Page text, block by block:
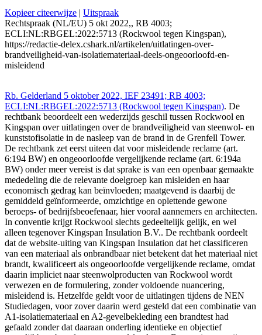
Kopieer citeerwijze | Uitspraak
Rechtspraak (NL/EU) 5 okt 2022,, RB 4003;
ECLI:NL:RBGEL:2022:5713 (Rockwool tegen Kingspan),
https://redactie-delex.cshark.nl/artikelen/uitlatingen-over-
brandveiligheid-van-isolatiemateriaal-deels-ongeoorloofd-en-
misleidend
Rb. Gelderland 5 oktober 2022, IEF 23491; RB 4003;
ECLI:NL:RBGEL:2022:5713 (Rockwool tegen Kingspan). De
rechtbank beoordeelt een wederzijds geschil tussen Rockwool en
Kingspan over uitlatingen over de brandveiligheid van steenwol- en
kunststofisolatie in de nasleep van de brand in de Grenfell Tower.
De rechtbank zet eerst uiteen dat voor misleidende reclame (art.
6:194 BW) en ongeoorloofde vergelijkende reclame (art. 6:194a
BW) onder meer vereist is dat sprake is van een openbaar gemaakte
mededeling die de relevante doelgroep kan misleiden en haar
economisch gedrag kan beïnvloeden; maatgevend is daarbij de
gemiddeld geïnformeerde, omzichtige en oplettende gewone
beroeps- of bedrijfsbeoefenaar, hier vooral aannemers en architecten.
In conventie krijgt Rockwool slechts gedeeltelijk gelijk, en wel
alleen tegenover Kingspan Insulation B.V.. De rechtbank oordeelt
dat de website-uiting van Kingspan Insulation dat het classificeren
van een materiaal als onbrandbaar niet betekent dat het materiaal niet
brandt, kwalificeert als ongeoorloofde vergelijkende reclame, omdat
daarin impliciet naar steenwolproducten van Rockwool wordt
verwezen en de formulering, zonder voldoende nuancering,
misleidend is. Hetzelfde geldt voor de uitlatingen tijdens de NEN
Studiedagen, voor zover daarin werd gesteld dat een combinatie van
A1-isolatiemateriaal en A2-gevelbekleding een brandtest had
gefaald zonder dat daaraan onderling identieke en objectief